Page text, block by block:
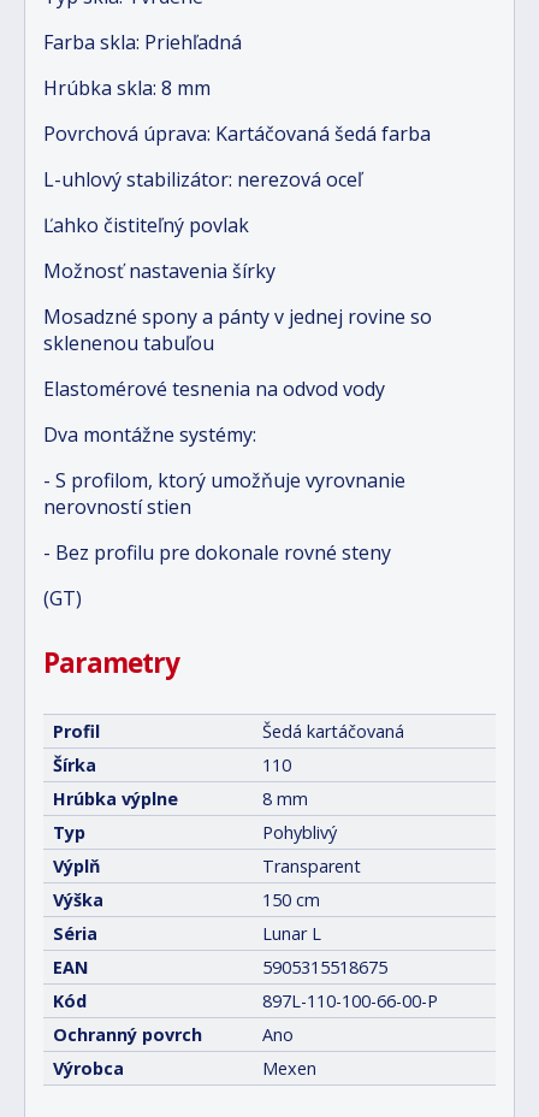
Farba skla: Priehľadná
Hrúbka skla: 8 mm
Povrchová úprava: Kartáčovaná šedá farba
L-uhlový stabilizátor: nerezová oceľ
Ľahko čistiteľný povlak
Možnosť nastavenia šírky
Mosadzné spony a pánty v jednej rovine so
sklenenou tabuľou
Elastomérové tesnenia na odvod vody
Dva montážne systémy:
- S profilom, ktorý umožňuje vyrovnanie
nerovností stien
- Bez profilu pre dokonale rovné steny
(GT)
Parametry
Profil
Šedá kartáčovaná
Šírka
110
Hrúbka výplne
8 mm
Typ
Pohyblivý
Výplň
Transparent
Výška
150 cm
Séria
Lunar L
EAN
5905315518675
Kód
897L-110-100-66-00-P
Ochranný povrch
Ano
Výrobca
Mexen